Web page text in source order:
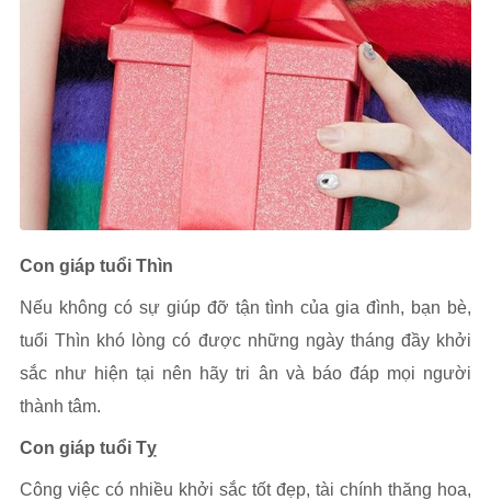
Con giáp tuổi Thìn
Nếu không có sự giúp đỡ tận tình của gia đình, bạn bè,
tuổi Thìn khó lòng có được những ngày tháng đầy khởi
sắc như hiện tại nên hãy tri ân và báo đáp mọi người
thành tâm.
Con giáp tuổi Tỵ
Công việc có nhiều khởi sắc tốt đẹp, tài chính thăng hoa,